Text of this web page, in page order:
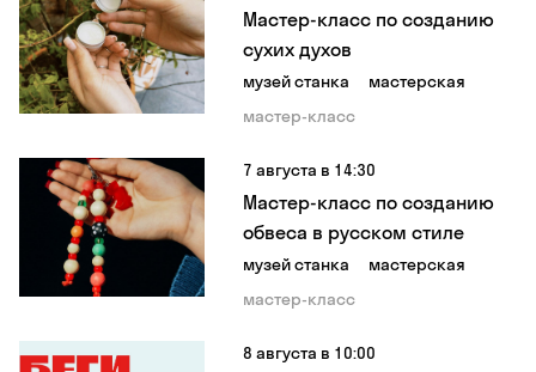
Мастер-класс по созданию
сухих духов
музей станка
мастерская
мастер-класс
7 августа в 14:30
Мастер-класс по созданию
обвеса в русском стиле
музей станка
мастерская
мастер-класс
8 августа в 10:00